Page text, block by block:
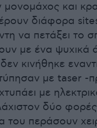
μονομάχος και
διάφορα
να πετάξει το
με ένα ψυχικά
κινήθηκε
με taser -
με
δύο
του περάσουν